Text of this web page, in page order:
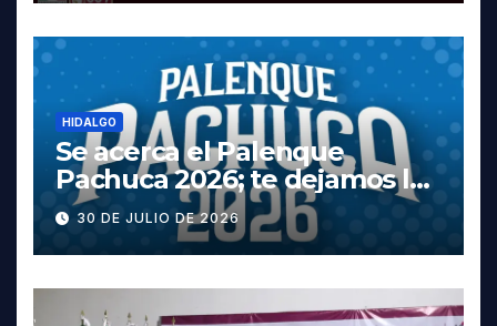
HIDALGO
Se acerca el Palenque
Pachuca 2026; te dejamos la
cartelera completa, las
fechas y los precios
30 DE JULIO DE 2026